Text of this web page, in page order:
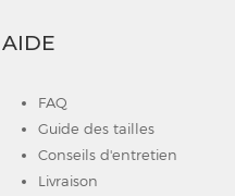
AIDE
FAQ
Guide des tailles
Conseils d'entretien
Livraison